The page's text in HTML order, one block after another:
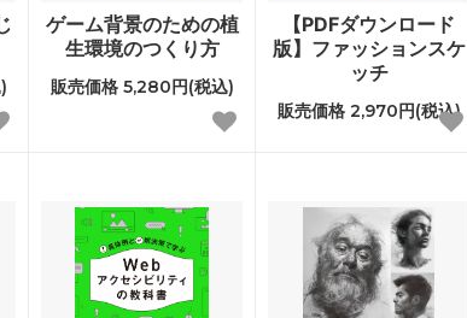
ゲーム背景のための植
生環境のつくり方
販売価格 5,280円(税込)
【PDFダウンロード
版】ファッションスケ
ッチ
販売価格 2,970円(税込)